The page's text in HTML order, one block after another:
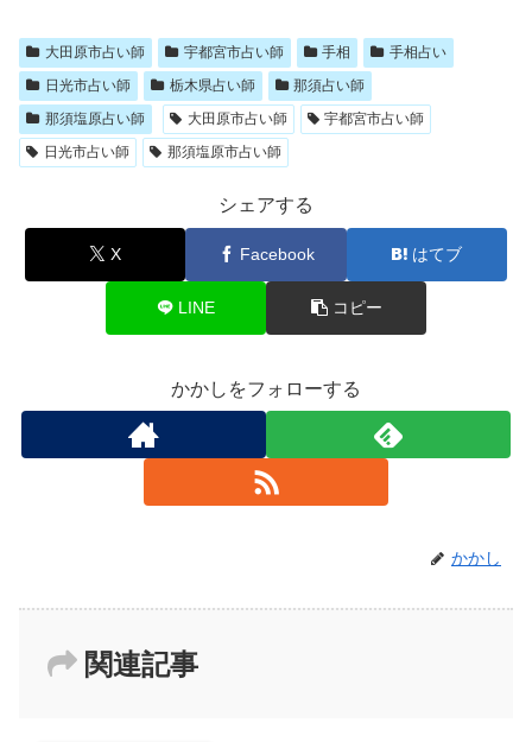
大田原市占い師 宇都宮市占い師 手相
手相占い
日光市占い師
栃木県占い師
那須占い師
那須塩原占い師
大田原市占い師
宇都宮市占い師
日光市占い師
那須塩原市占い師
シェアする
X Facebook はてブ
LINE コピー
かかしをフォローする
かかし
関連記事